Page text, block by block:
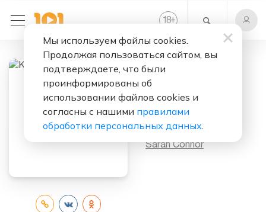
18+
Слушать бесплатно
Исполнитель:
Sarah Connor
Мы используем файлы cookies.
Продолжая пользоваться сайтом, вы
подтверждаете, что были
проинформированы об
использовании файлов cookies и
согласны с нашими правилами
обработки персональных данных.